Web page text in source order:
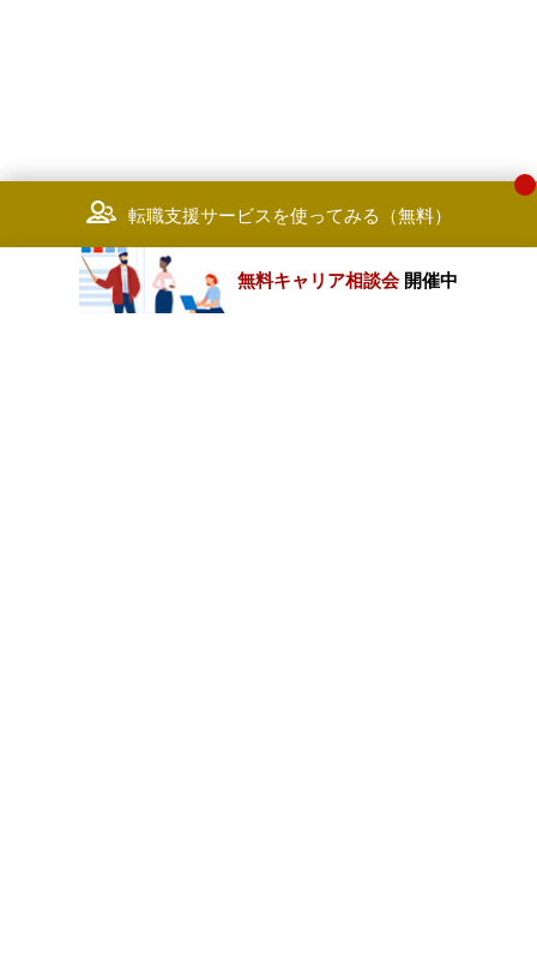
転職支援サービスを使ってみる（無料）
無料キャリア相談会 開催中